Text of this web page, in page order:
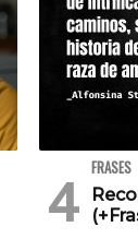
FRASES